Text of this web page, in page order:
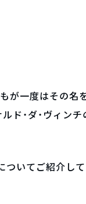
が一度はその名
ド・ダ・ヴィン
ついてご紹介し